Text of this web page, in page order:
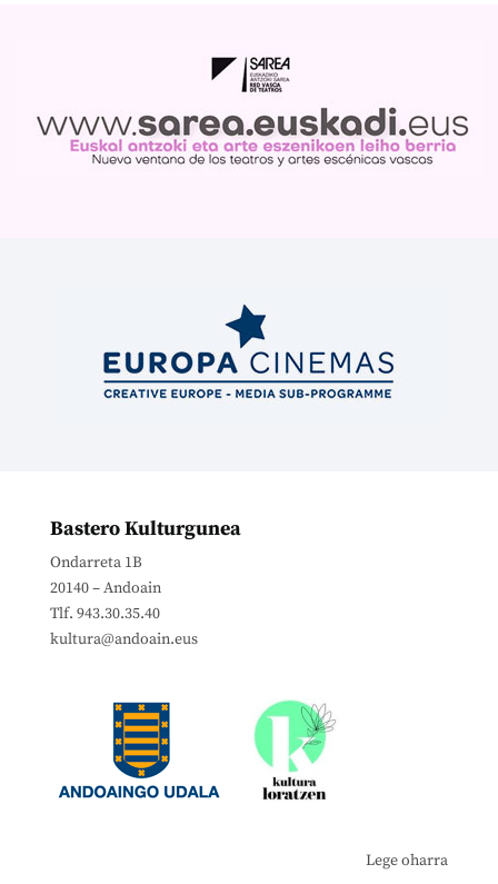
Bastero Kulturgunea
Ondarreta 1B
20140 – Andoain
Tlf. 943.30.35.40
kultura@andoain.eus
Lege oharra